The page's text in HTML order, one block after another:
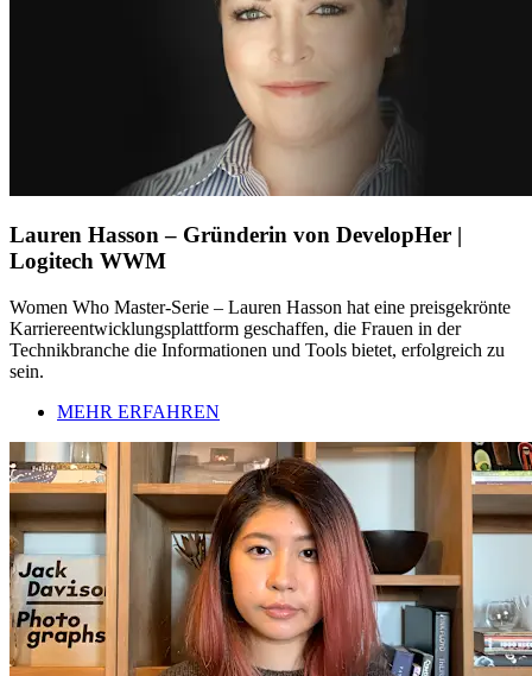
Lauren Hasson – Gründerin von DevelopHer |
Logitech WWM
Women Who Master-Serie – Lauren Hasson hat eine preisgekrönte
Karriereentwicklungsplattform geschaffen, die Frauen in der
Technikbranche die Informationen und Tools bietet, erfolgreich zu
sein.
MEHR ERFAHREN